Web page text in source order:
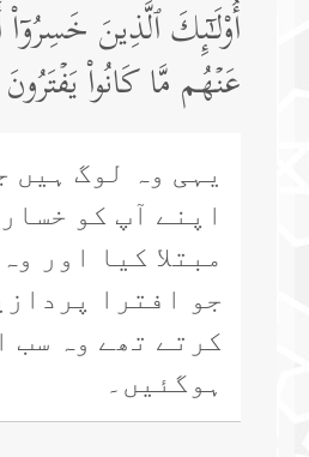
أُو۟لَـٰۤىِٕكَ ٱلَّذِینَ
عَنۡهُم مَّا كَانُوا۟ یَفۡتَرُونَ
یہی وہ لوگ ہیں
اپنے آپ کو
مبتلا کیا اور
جو افترا
کرتے تھے وہ سب
ہوگئیں۔